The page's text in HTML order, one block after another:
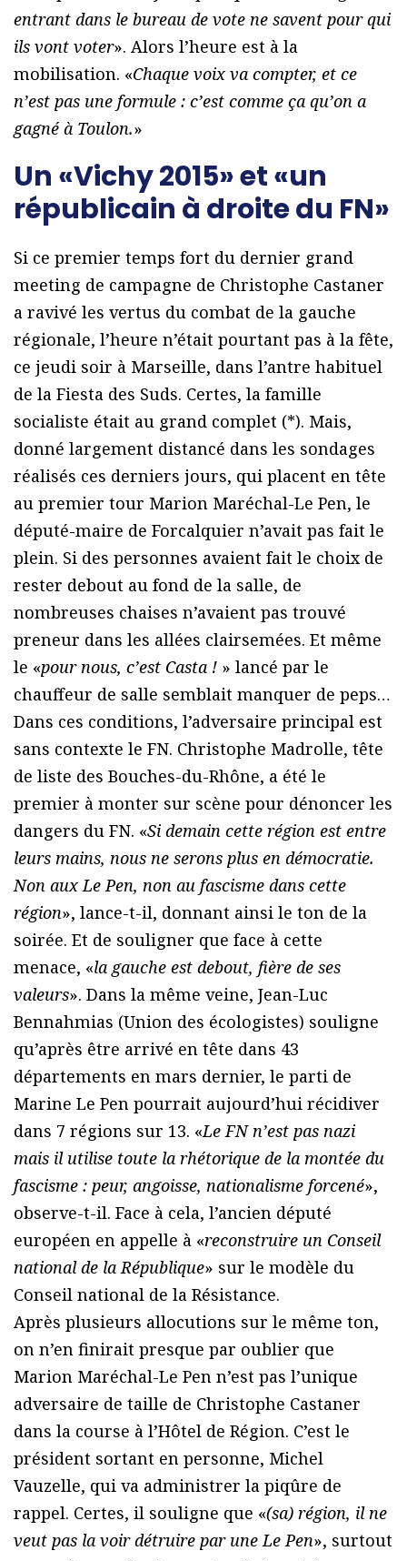
entrant dans le bureau de vote ne savent pour qui
ils vont voter». Alors l’heure est à la
mobilisation. «Chaque voix va compter, et ce
n’est pas une formule : c’est comme ça qu’on a
gagné à Toulon.»
Un «Vichy 2015» et «un
républicain à droite du FN»
Si ce premier temps fort du dernier grand
meeting de campagne de Christophe Castaner
a ravivé les vertus du combat de la gauche
régionale, l’heure n’était pourtant pas à la fête,
ce jeudi soir à Marseille, dans l’antre habituel
de la Fiesta des Suds. Certes, la famille
socialiste était au grand complet (*). Mais,
donné largement distancé dans les sondages
réalisés ces derniers jours, qui placent en tête
au premier tour Marion Maréchal-Le Pen, le
député-maire de Forcalquier n’avait pas fait le
plein. Si des personnes avaient fait le choix de
rester debout au fond de la salle, de
nombreuses chaises n’avaient pas trouvé
preneur dans les allées clairsemées. Et même
le «pour nous, c’est Casta ! » lancé par le
chauffeur de salle semblait manquer de peps…
Dans ces conditions, l’adversaire principal est
sans contexte le FN. Christophe Madrolle, tête
de liste des Bouches-du-Rhône, a été le
premier à monter sur scène pour dénoncer les
dangers du FN. «Si demain cette région est entre
leurs mains, nous ne serons plus en démocratie.
Non aux Le Pen, non au fascisme dans cette
région», lance-t-il, donnant ainsi le ton de la
soirée. Et de souligner que face à cette
menace, «la gauche est debout, fière de ses
valeurs». Dans la même veine, Jean-Luc
Bennahmias (Union des écologistes) souligne
qu’après être arrivé en tête dans 43
départements en mars dernier, le parti de
Marine Le Pen pourrait aujourd’hui récidiver
dans 7 régions sur 13. «Le FN n’est pas nazi
mais il utilise toute la rhétorique de la montée du
fascisme : peur, angoisse, nationalisme forcené»,
observe-t-il. Face à cela, l’ancien député
européen en appelle à «reconstruire un Conseil
national de la République» sur le modèle du
Conseil national de la Résistance.
Après plusieurs allocutions sur le même ton,
on n’en finirait presque par oublier que
Marion Maréchal-Le Pen n’est pas l’unique
adversaire de taille de Christophe Castaner
dans la course à l’Hôtel de Région. C’est le
président sortant en personne, Michel
Vauzelle, qui va administrer la piqûre de
rappel. Certes, il souligne que «(sa) région, il ne
veut pas la voir détruire par une Le Pen», surtout